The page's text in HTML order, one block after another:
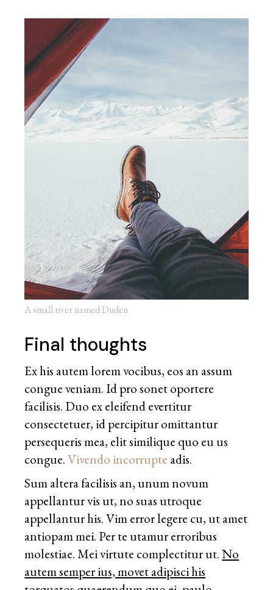
A small river named Duden
Final thoughts
Ex his autem lorem vocibus, eos an assum
congue veniam. Id pro sonet oportere
facilisis. Duo ex eleifend evertitur
consectetuer, id percipitur omittantur
persequeris mea, elit similique quo eu us
congue.Vivendo incorrupte adis.
Sum altera facilisis an, unum novum
appellantur vis ut, no suas utroque
appellantur his. Vim error legere cu, ut amet
antiopam mei. Per te utamur erroribus
molestiae. Mei virtute complectitur ut.No
autem semper ius, movet adipisci his